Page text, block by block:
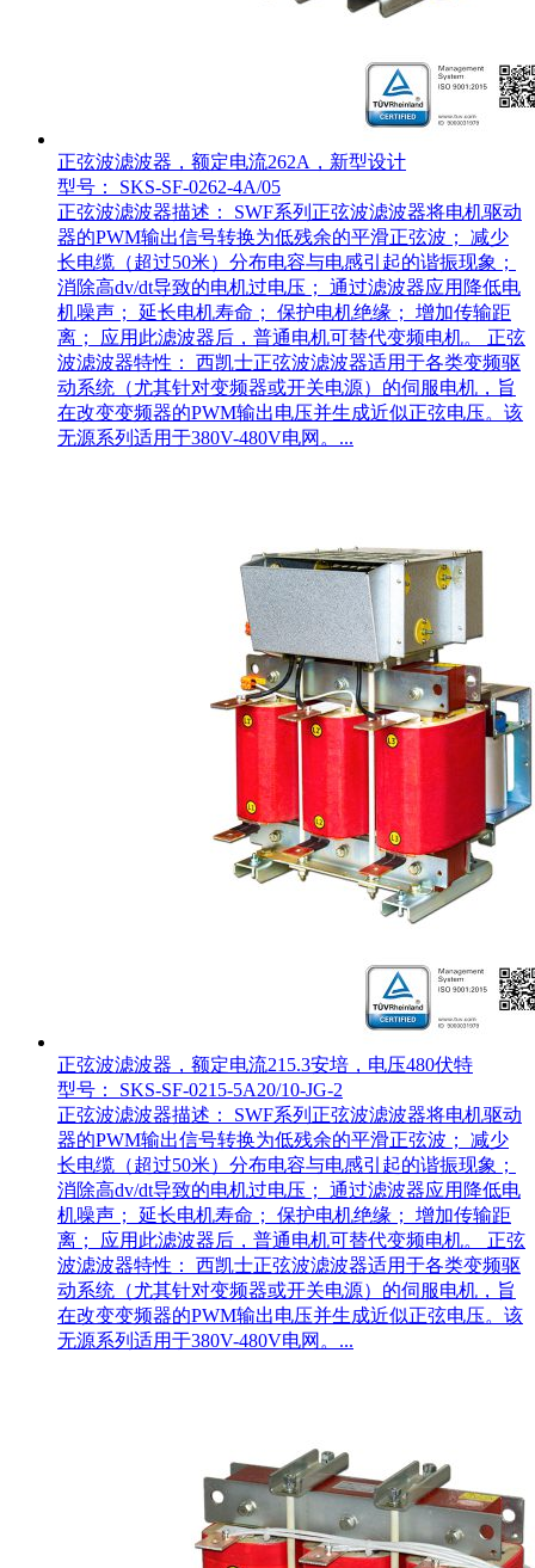
正弦波滤波器，额定电流262A，新型设计
型号： SKS-SF-0262-4A/05
正弦波滤波器描述： SWF系列正弦波滤波器将电机驱动
器的PWM输出信号转换为低残余的平滑正弦波； 减少
长电缆（超过50米）分布电容与电感引起的谐振现象；
消除高dv/dt导致的电机过电压； 通过滤波器应用降低电
机噪声； 延长电机寿命； 保护电机绝缘； 增加传输距
离； 应用此滤波器后，普通电机可替代变频电机。 正弦
波滤波器特性： 西凯士正弦波滤波器适用于各类变频驱
动系统（尤其针对变频器或开关电源）的伺服电机，旨
在改变变频器的PWM输出电压并生成近似正弦电压。该
无源系列适用于380V-480V电网。...
正弦波滤波器，额定电流215.3安培，电压480伏特
型号： SKS-SF-0215-5A20/10-JG-2
正弦波滤波器描述： SWF系列正弦波滤波器将电机驱动
器的PWM输出信号转换为低残余的平滑正弦波； 减少
长电缆（超过50米）分布电容与电感引起的谐振现象；
消除高dv/dt导致的电机过电压； 通过滤波器应用降低电
机噪声； 延长电机寿命； 保护电机绝缘； 增加传输距
离； 应用此滤波器后，普通电机可替代变频电机。 正弦
波滤波器特性： 西凯士正弦波滤波器适用于各类变频驱
动系统（尤其针对变频器或开关电源）的伺服电机，旨
在改变变频器的PWM输出电压并生成近似正弦电压。该
无源系列适用于380V-480V电网。...